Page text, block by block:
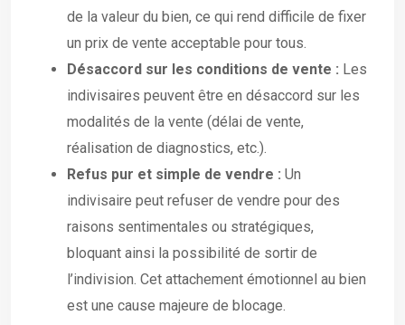
de la valeur du bien, ce qui rend difficile de fixer
un prix de vente acceptable pour tous.
Désaccord sur les conditions de vente : Les
indivisaires peuvent être en désaccord sur les
modalités de la vente (délai de vente,
réalisation de diagnostics, etc.).
Refus pur et simple de vendre : Un
indivisaire peut refuser de vendre pour des
raisons sentimentales ou stratégiques,
bloquant ainsi la possibilité de sortir de
l’indivision. Cet attachement émotionnel au bien
est une cause majeure de blocage.